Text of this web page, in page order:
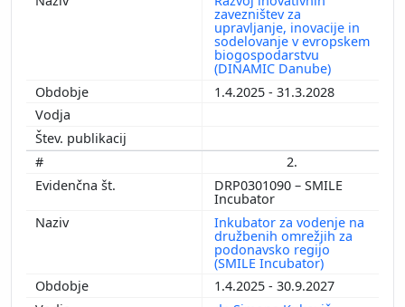
zavezništev za
upravljanje, inovacije in
sodelovanje v evropskem
biogospodarstvu
(DINAMIC Danube)
1.4.2025 - 31.3.2028
2.
DRP0301090 – SMILE
Incubator
Inkubator za vodenje na
družbenih omrežjih za
podonavsko regijo
(SMILE Incubator)
1.4.2025 - 30.9.2027